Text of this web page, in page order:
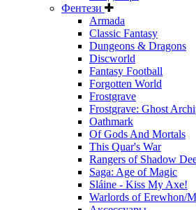
Фентези
Armada
Classic Fantasy
Dungeons & Dragons
Discworld
Fantasy Football
Forgotten World
Frostgrave
Frostgrave: Ghost
Oathmark
Of Gods And Mortals
This Quar's War
Rangers of Shadow
Saga: Age of Magic
Sláine - Kiss My Axe!
Warlords of Erewhon/